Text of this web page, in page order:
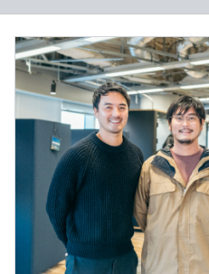
■『Hubble mini』：締結し
で、網羅的な契約データベ
■『OneNDA』：NDAの統
アム型のNDA締結プラット
https://one-contract.com/
■『Legal Ops Lab』：法務
い」に応える記事を続々更新
https://hubble-docs.com/
■賃金形態：年俸制
■賃金の決定方法：当社規定
■月給：495,000〜662,000
■基本給：375,900～
■固定残業代（45時間分）
過分は別途支給
■その他定額手当：5,000円
想定年収は年収提示額を保